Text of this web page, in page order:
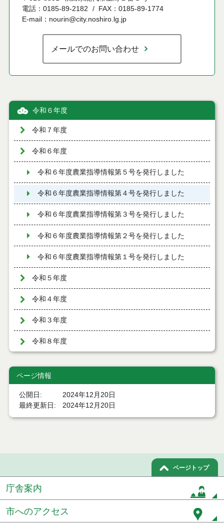
電話：0185-89-2182
FAX：0185-89-1774
E-mail：nourin@city.noshiro.lg.jp
メールでのお問い合わせ
令和６年度
令和７年度
令和６年度
令和６年度農業指導情報第５号を発行しました
令和６年度農業指導情報第４号を発行しました
令和６年度農業指導情報第３号を発行しました
令和６年度農業指導情報第２号を発行しました
令和６年度農業指導情報第１号を発行しました
令和５年度
令和４年度
令和３年度
令和８年度
ページ情報
公開日
2024年12月20日
最終更新日
2024年12月20日
ページトップ
庁舎案内
市へのアクセス